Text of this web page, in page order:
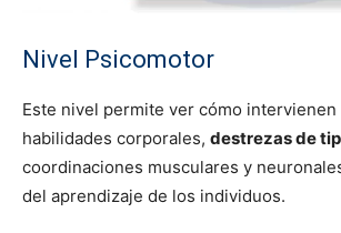
Nivel Psicomotor
Este nivel permite ver cómo intervienen
habilidades corporales, destrezas de
coordinaciones musculares y
del aprendizaje de los individuos.